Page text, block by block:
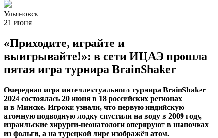
Ульяновск
21 июня
«Приходите, играйте и
выигрывайте!»: в сети ИЦАЭ прошла
пятая игра турнира BrainShaker
Очередная игра интеллектуального турнира BrainShaker
2024 состоялась 20 июня в 18 российских регионах
и в Минске. Игроки узнали, что первую индийскую
атомную подводную лодку спустили на воду в 2009 году,
израильские хирурги-неонатологи оперируют в шапочках
из фольги, а на турецкой лире изображён атом.